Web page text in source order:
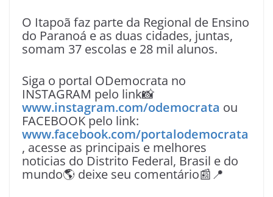
O Itapoã faz parte da Regional de Ensino
do Paranoá e as duas cidades, juntas,
somam 37 escolas e 28 mil alunos.
Siga o portal ODemocrata no
INSTAGRAM pelo link📸
www.instagram.com/odemocrata ou
FACEBOOK pelo link:
www.facebook.com/portalodemocrata
, acesse as principais e melhores
noticias do Distrito Federal, Brasil e do
mundo🌎 deixe seu comentário📰📍